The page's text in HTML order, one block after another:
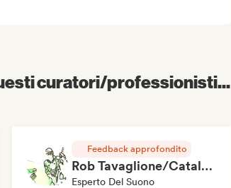
curatori/professionisti...
Feedback approfondito
Rob Tavaglione/Catalyst Recording
Esperto Del Suono